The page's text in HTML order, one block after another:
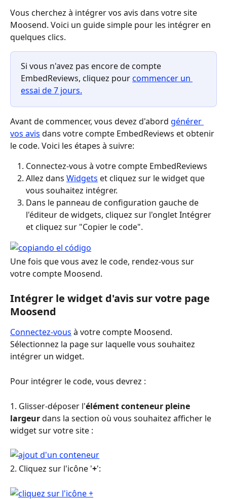
Vous cherchez à intégrer vos avis dans votre site
Moosend. Voici un guide simple pour les intégrer en
quelques clics.
Si vous n'avez pas encore de compte
EmbedReviews, cliquez pour commencer un
essai de 7 jours.
Avant de commencer, vous devez d'abord générer
vos avis dans votre compte EmbedReviews et obtenir
le code. Voici les étapes à suivre:
Connectez-vous à votre compte EmbedReviews
Allez dans Widgets et cliquez sur le widget que
vous souhaitez intégrer.
Dans le panneau de configuration gauche de
l'éditeur de widgets, cliquez sur l'onglet Intégrer
et cliquez sur "Copier le code".
Une fois que vous avez le code, rendez-vous sur
votre compte Moosend.
Intégrer le widget d'avis sur votre page
Moosend
Connectez-vous à votre compte Moosend.
Sélectionnez la page sur laquelle vous souhaitez
intégrer un widget.
Pour intégrer le code, vous devrez :
1. Glisser-déposer l'élément conteneur pleine
largeur dans la section où vous souhaitez afficher le
widget sur votre site :
2. Cliquez sur l'icône '+':